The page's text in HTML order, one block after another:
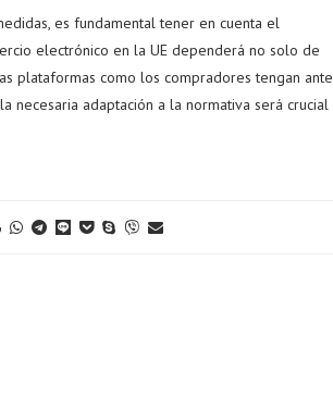
es fundamental tener en cuenta el
electrónico en la UE dependerá no solo de
plataformas como los compradores tengan ante
necesaria adaptación a la normativa será crucial